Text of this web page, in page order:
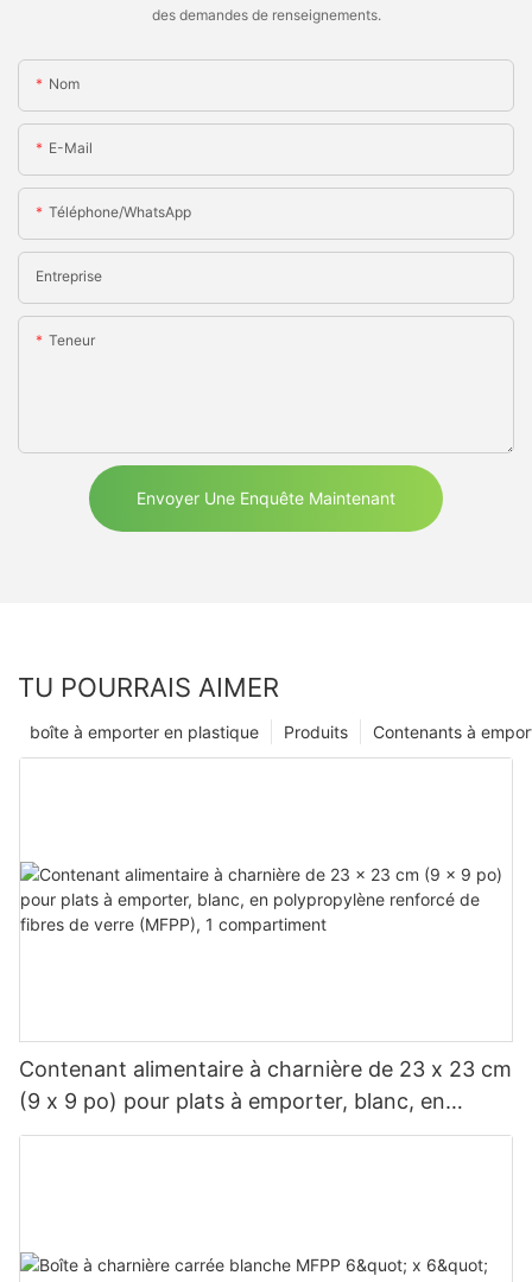
des demandes de renseignements.
Nom
E-Mail
Téléphone/WhatsApp
Entreprise
Teneur
Envoyer Une Enquête Maintenant
TU POURRAIS AIMER
Contenants à
Produits
boîte à emporter en plastique
Contenant alimentaire à charnière de 23 x 23 cm
(9 x 9 po) pour plats à emporter, blanc, en
polypropylène renforcé de fibres de verre